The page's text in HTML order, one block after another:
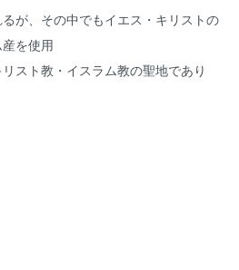
が、その中でもイエス・キリストの
を使用
スト教・イスラム教の聖地であり